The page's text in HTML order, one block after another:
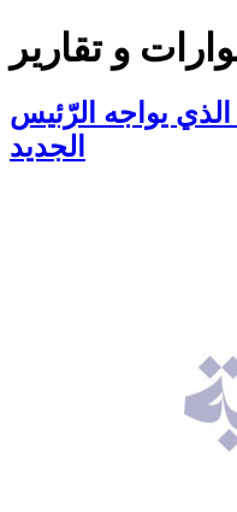
و تقارير
يواجه الرّئيس
الجديد